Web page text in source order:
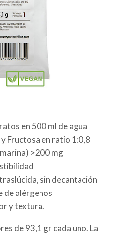
en 500 ml de agua
Fructosa en ratio 1:0,8
>200 mg
sin decantación
de alérgenos
y textura.
de 93,1 gr cada uno. La